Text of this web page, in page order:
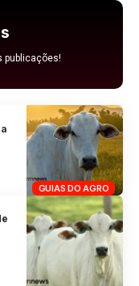
publicações!
GUIAS DO AGRO